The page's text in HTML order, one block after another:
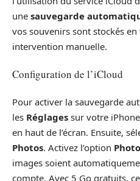
une sauvegarde
vos souvenirs sont stockés
intervention manuelle.
Configuration de l’iCloud
Pour activer la sauvegarde
les Réglages sur votre
en haut de l’écran. Ensuite,
Photos. Activez l’option
images soient
compte. Avec 5 Go gratuits,